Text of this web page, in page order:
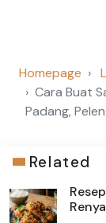
Homepage
Cara Buat
Padang,
Related